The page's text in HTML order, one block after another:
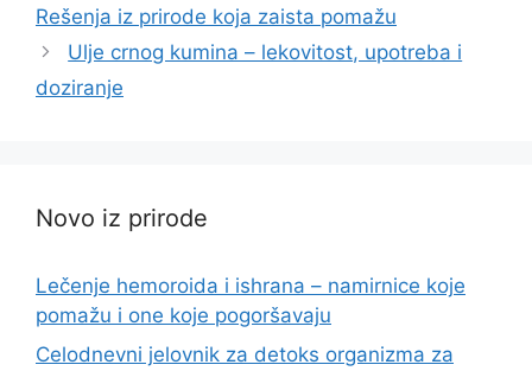
Rešenja iz prirode koja zaista pomažu
Ulje crnog kumina – lekovitost, upotreba i
doziranje
Novo iz prirode
Lečenje hemoroida i ishrana – namirnice koje
pomažu i one koje pogoršavaju
Celodnevni jelovnik za detoks organizma za